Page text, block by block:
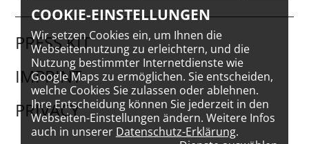
PRESS KIT
IMPRINT
PRIVACY
COOKIE-EINSTELLUNGEN
Wir setzen Cookies ein, um Ihnen die
Webseitennutzung zu erleichtern, und die
Nutzung bestimmter Internetdienste wie
Google Maps zu ermöglichen. Sie entscheiden,
welche Cookies Sie zulassen oder ablehnen.
Ihre Entscheidung können Sie jederzeit in den
Webseiten-Einstellungen ändern. Weitere Infos
auch in unserer Datenschutz-Erklärung.